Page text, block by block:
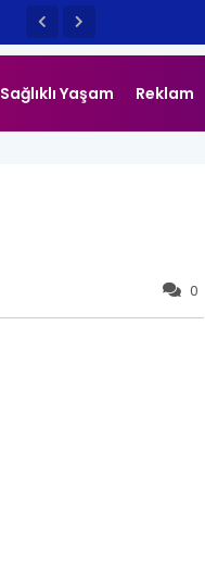
Sağlıklı Yaşam Reklam
0